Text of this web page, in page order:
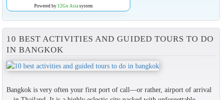
Powered by 12Go Asiasystem
10 BEST ACTIVITIES AND GUIDED TOURS TO DO
IN BANGKOK
Bangkok is very often your first port of call—or rather, airport of arrival